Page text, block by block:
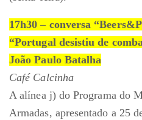
17h30 – conversa
“Portugal desistiu de
João Paulo Batalha
Café Calcinha
A alínea j) do Programa do
Armadas, apresentado a 25